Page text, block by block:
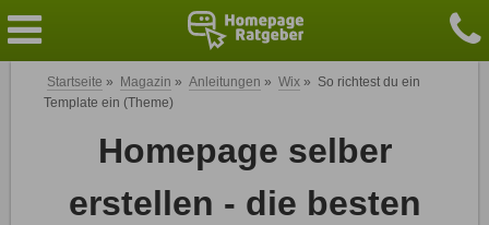
Startseite » Magazin » Anleitungen » Wix » So richtest du ein
Template ein (Theme)
Homepage selber
erstellen - die besten